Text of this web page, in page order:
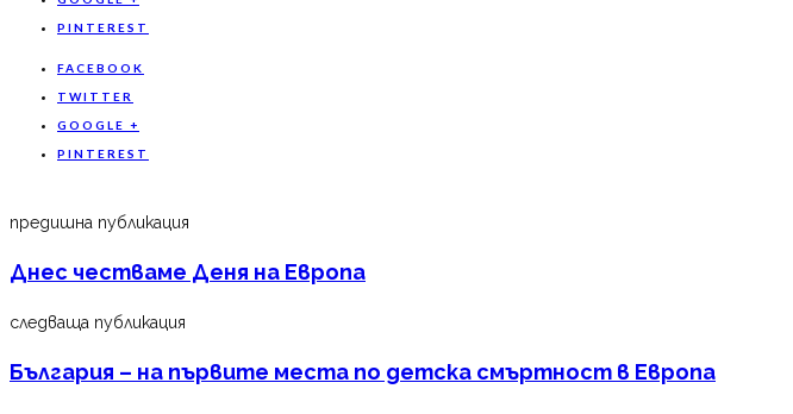
PINTEREST
FACEBOOK
TWITTER
GOOGLE +
PINTEREST
предишна публикация
Днес честваме Деня на Европа
следваща публикация
България – на първите места по детска смъртност в Европа